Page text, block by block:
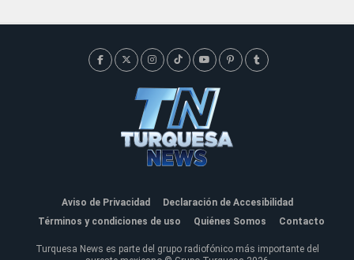
Aviso de Privacidad
Declaración de Accesibilidad
Términos y condiciones de uso
Quiénes Somos Contacto
Turquesa News es parte del grupo radiofónico más importante del